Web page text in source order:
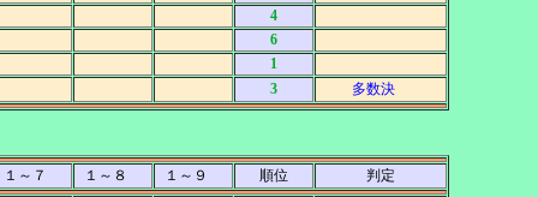
4
6
1
3 多数決
１～７ １～８ １～９ 順位
判定